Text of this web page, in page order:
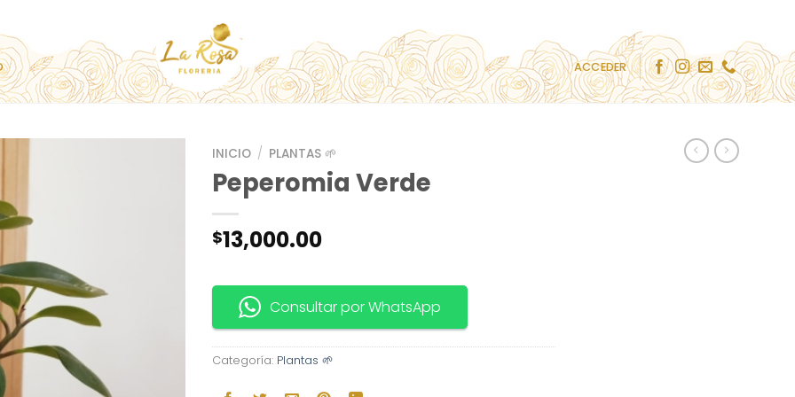
ACCEDER
INICIO / PLANTAS 🌱
Peperomia Verde
$13,000.00
Consultar por WhatsApp
Categoría: Plantas 🌱